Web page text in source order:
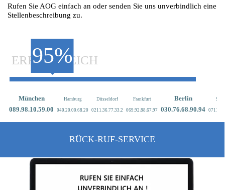
Rufen Sie AOG einfach an oder senden Sie uns unverbindlich eine
Stellenbeschreibung zu.
ERFOLGREICH
95%
München
089.98.10.59.00
Hamburg
040.20.00.68.20
Düsseldorf
0211.36.77.33.2
Frankfurt
069.92.88.67.97
Berlin
030.76.68.90.94
RÜCK-RUF-SERVICE